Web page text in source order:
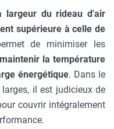
largeur du rideau d'air
supérieure à celle de
de minimiser les
maintenir la température
énergétique. Dans le
il est judicieux de
couvrir intégralement